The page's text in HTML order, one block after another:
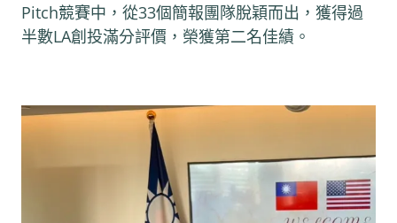
Pitch競賽中，從33個簡報團隊脫穎而出，獲得過
半數LA創投滿分評價，榮獲第二名佳績。